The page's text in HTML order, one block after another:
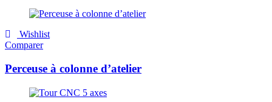
Wishlist
Comparer
Perceuse à colonne d’atelier